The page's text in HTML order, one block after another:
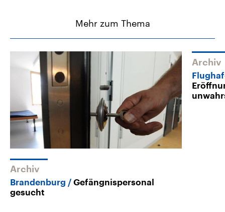
Mehr zum Thema
Archiv
Brandenburg
Gefängnispersonal
gesucht
Archiv